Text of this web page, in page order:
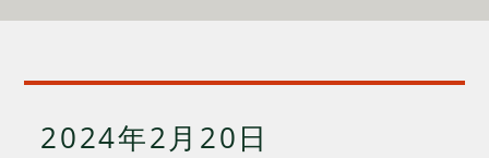
2024年2月20日